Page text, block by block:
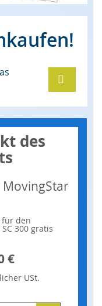
des
MovingStar
für den
300 gratis
€
USt.